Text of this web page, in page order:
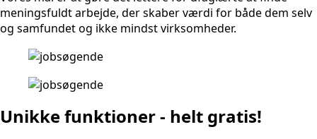
meningsfuldt arbejde, der skaber værdi for både dem selv
og samfundet og ikke mindst virksomheder.
Unikke funktioner - helt gratis!